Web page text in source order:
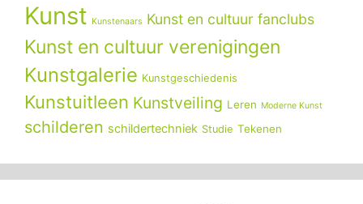
Kunst Kunstenaars Kunst en cultuur fanclubs
Kunst en cultuur verenigingen
Kunstgalerie Kunstgeschiedenis
Kunstuitleen Kunstveiling Leren Moderne Kunst
schilderen schildertechniek Studie Tekenen